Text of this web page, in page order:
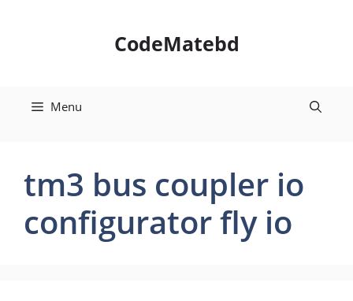
CodeMatebd
Menu
tm3 bus coupler io
configurator fly io